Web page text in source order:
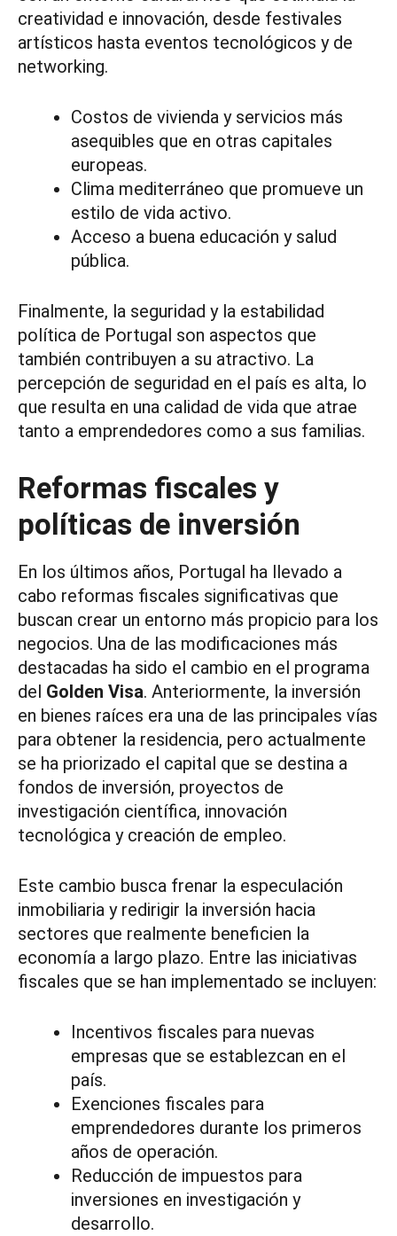
creatividad e innovación, desde festivales
artísticos hasta eventos tecnológicos y de
networking.
Costos de vivienda y servicios más
asequibles que en otras capitales
europeas.
Clima mediterráneo que promueve un
estilo de vida activo.
Acceso a buena educación y salud
pública.
Finalmente, la seguridad y la estabilidad
política de Portugal son aspectos que
también contribuyen a su atractivo. La
percepción de seguridad en el país es alta, lo
que resulta en una calidad de vida que atrae
tanto a emprendedores como a sus familias.
Reformas fiscales y
políticas de inversión
En los últimos años, Portugal ha llevado a
cabo reformas fiscales significativas que
buscan crear un entorno más propicio para los
negocios. Una de las modificaciones más
destacadas ha sido el cambio en el programa
del Golden Visa. Anteriormente, la inversión
en bienes raíces era una de las principales vías
para obtener la residencia, pero actualmente
se ha priorizado el capital que se destina a
fondos de inversión, proyectos de
investigación científica, innovación
tecnológica y creación de empleo.
Este cambio busca frenar la especulación
inmobiliaria y redirigir la inversión hacia
sectores que realmente beneficien la
economía a largo plazo. Entre las iniciativas
fiscales que se han implementado se incluyen:
Incentivos fiscales para nuevas
empresas que se establezcan en el
país.
Exenciones fiscales para
emprendedores durante los primeros
años de operación.
Reducción de impuestos para
inversiones en investigación y
desarrollo.